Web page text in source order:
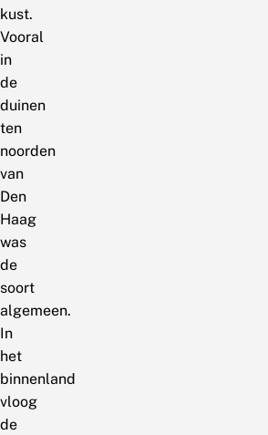
kust.
Vooral
in
de
duinen
ten
noorden
van
Den
Haag
was
de
soort
algemeen.
In
het
binnenland
vloog
de